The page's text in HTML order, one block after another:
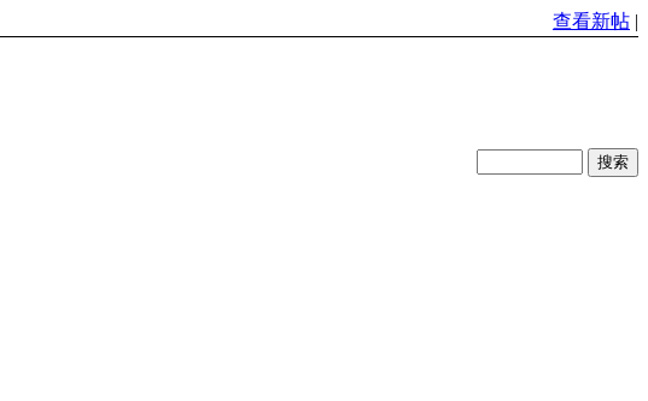
查看新帖 |